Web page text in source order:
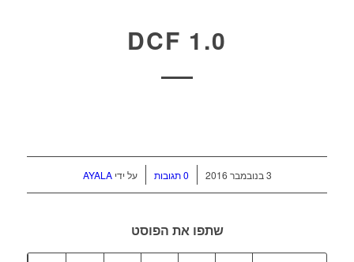
DCF 1.0
3 בנובמבר 2016 / 0 תגובות על ידיAYALA
שתפו את הפוסט